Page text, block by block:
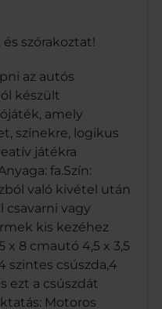
és szórakoztat!
az autós
készült
amely
színekre, logikus
játékra
fa.Szín:
való kivétel után
csavarni vagy
kis kezéhez
x 8 cmautó 4,5 x 3,5
szintes csúszda,4
ezt a csúszdát
Motoros